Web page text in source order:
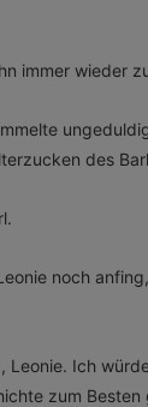
immer wieder
des
noch
Leonie. Ich
zum Besten